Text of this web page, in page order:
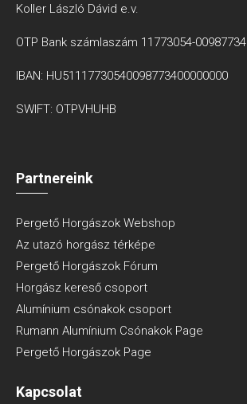
Koller László Dávid e.v.
OTP Bank számlaszám 11773054-00987734
IBAN: HU51117730540098773400000000
SWIFT: OTPVHUHB
Partnereink
Pergető Horgászok Webshop
Az utazó horgász térképe
Pergető Horgászok Fórum
Horgász kereső csoport
Alumínium csónakok csoport
Rumann Alumínium Csónakok Page
Pergető Horgászok Page
Kapcsolat